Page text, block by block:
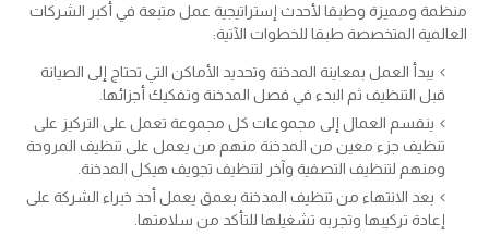
منظمة ومميزة وطبقا لأحدث إستراتيجية عمل متبعة في أكبر الشركات
العالمية المتخصصة طبقا للخطوات الآتية:
يبدأ العمل بمعاينة المدخنة وتحديد الأماكن التي تحتاج إلى الصيانة
قبل التنظيف ثم البدء في فصل المدخنة وتفكيك أجزائها.
ينقسم العمال إلى مجموعات كل مجموعة تعمل على التركيز على
تنظيف جزء معين من المدخنة منهم من يعمل على تنظيف المروحة
ومنهم لتنظيف التصفية وآخر لتنظيف تجويف هيكل المدخنة.
بعد الانتهاء من تنظيف المدخنة بعمق يعمل أحد خبراء الشركة على
إعادة تركيبها وتجربه تشغيلها للتأكد من سلامتها.